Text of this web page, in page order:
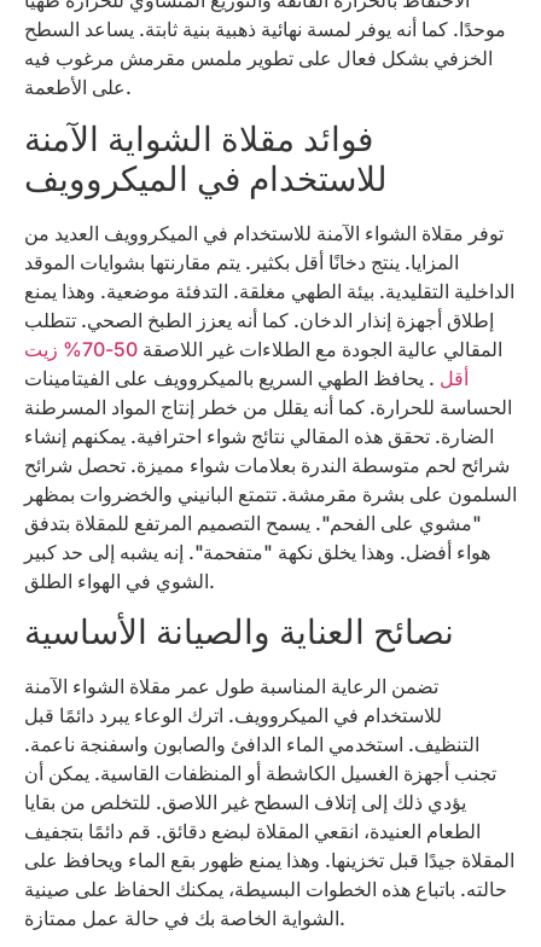
موحدًا. كما أنه يوفر لمسة نهائية ذهبية بنية ثابتة. يساعد السطح
الخزفي بشكل فعال على تطوير ملمس مقرمش مرغوب فيه
على الأطعمة.
فوائد مقلاة الشواية الآمنة
للاستخدام في الميكروويف
توفر مقلاة الشواء الآمنة للاستخدام في الميكروويف العديد من
المزايا. ينتج دخانًا أقل بكثير. يتم مقارنتها بشوايات الموقد
الداخلية التقليدية. بيئة الطهي مغلقة. التدفئة موضعية. وهذا يمنع
إطلاق أجهزة إنذار الدخان. كما أنه يعزز الطبخ الصحي. تتطلب
المقالي عالية الجودة مع الطلاءات غير اللاصقة
50-70% زيت
أقل . يحافظ الطهي السريع بالميكروويف على الفيتامينات
الحساسة للحرارة. كما أنه يقلل من خطر إنتاج المواد المسرطنة
الضارة. تحقق هذه المقالي نتائج شواء احترافية. يمكنهم إنشاء
شرائح لحم متوسطة الندرة بعلامات شواء مميزة. تحصل شرائح
السلمون على بشرة مقرمشة. تتمتع البانيني والخضروات بمظهر
"مشوي على الفحم". يسمح التصميم المرتفع للمقلاة بتدفق
هواء أفضل. وهذا يخلق نكهة "متفحمة". إنه يشبه إلى حد كبير
الشوي في الهواء الطلق.
نصائح العناية والصيانة الأساسية
تضمن الرعاية المناسبة طول عمر مقلاة الشواء الآمنة
للاستخدام في الميكروويف. اترك الوعاء يبرد دائمًا قبل
التنظيف. استخدمي الماء الدافئ والصابون واسفنجة ناعمة.
تجنب أجهزة الغسيل الكاشطة أو المنظفات القاسية. يمكن أن
يؤدي ذلك إلى إتلاف السطح غير اللاصق. للتخلص من بقايا
الطعام العنيدة، انقعي المقلاة لبضع دقائق. قم دائمًا بتجفيف
المقلاة جيدًا قبل تخزينها. وهذا يمنع ظهور بقع الماء ويحافظ على
حالته. باتباع هذه الخطوات البسيطة، يمكنك الحفاظ على صينية
الشواية الخاصة بك في حالة عمل ممتازة.